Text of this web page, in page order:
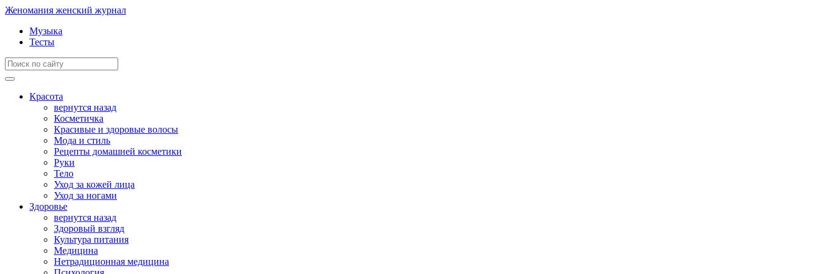
Женомания женский журнал
Музыка
Тесты
Красота
вернутся назад
Косметичка
Красивые и здоровые волосы
Мода и стиль
Рецепты домашней косметики
Руки
Тело
Уход за кожей лица
Уход за ногами
Здоровье
вернутся назад
Здоровый взгляд
Культура питания
Медицина
Нетрадиционная медицина